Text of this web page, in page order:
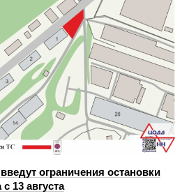
ограничения остановки
13 августа